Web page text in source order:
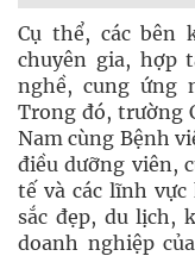
Cụ thể, các bên
chuyên gia, hợp
nghề, cung ứng
Trong đó, trường
Nam cùng Bệnh
điều dưỡng viên,
tế và các lĩnh vực
sắc đẹp, du lịch,
doanh nghiệp